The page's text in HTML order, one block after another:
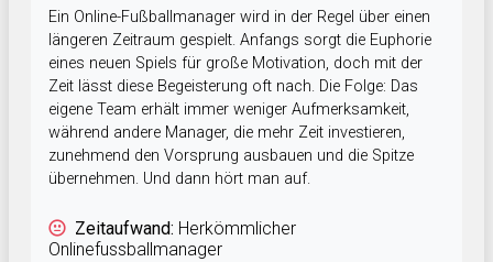
Ein Online-Fußballmanager wird in der Regel über einen
längeren Zeitraum gespielt. Anfangs sorgt die Euphorie
eines neuen Spiels für große Motivation, doch mit der
Zeit lässt diese Begeisterung oft nach. Die Folge: Das
eigene Team erhält immer weniger Aufmerksamkeit,
während andere Manager, die mehr Zeit investieren,
zunehmend den Vorsprung ausbauen und die Spitze
übernehmen. Und dann hört man auf.
Zeitaufwand: Herkömmlicher
Onlinefussballmanager